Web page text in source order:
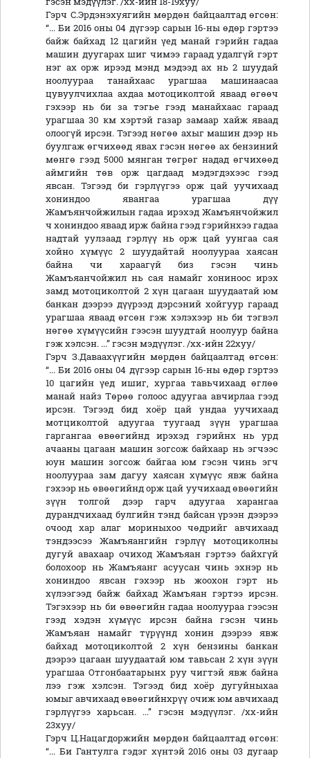
Гэрч С.Эрдэнэхуягийн мөрдөн байцаалтад өгсөн:
“... Би 2016 оны 04 дүгээр сарын 16-ны өдөр гэртээ
байж байхад 12 цагийн үед манай гэрийн гадаа
машин дуугарах шиг чимээ гараад удалгүй гэрт
нэг ах орж ирээд мэнд мэдээд ах нь 2 шуудай
ноолуураа танайхаас урагшаа машинаасаа
цувуулчихлаа ахдаа мотоциколтой яваад өгөөч
гэхээр нь би за тэгье гээд манайхаас гараад
урагшаа 30 км хэртэй газар замаар хайж яваад
олоогүй ирсэн. Тэгээд нөгөө ахыг машин дээр нь
буулгаж өгчихөөд явах гэсэн нөгөө ах бензиний
мөнгө гээд 5000 мянган төгрөг надад өгчихөөд
аймгийн төв орж цагдаад мэдэгдэхээс гээд
явсан. Тэгээд би гэрлүүгээ орж цай уучихаад
хониндоо явангаа урагшаа дүү
Жамъянчойжилын гадаа ирэхэд Жамъянчойжил
ч хониндоо яваад ирж байна гээд гэрийнхээ гадаа
надтай уулзаад гэрлүү нь орж цай уунгаа сая
хойно хүмүүс 2 шуудайтай ноолуураа хаясан
байна чи хараагүй биз гэсэн чинь
Жамъяанчойжил нь сая намайг хониноос ирэх
замд мотоциколтой 2 хүн цагаан шуудаатай юм
банкан дээрээ дүүрээд дэрсэний хойгуур гараад
урагшаа яваад өгсөн гэж хэлэхээр нь би тэгвэл
нөгөө хүмүүсийн гээсэн шуудтай ноолуур байна
гэж хэлсэн. ...” гэсэн мэдүүлэг. /хх-ийн 22хуу/
Гэрч З.Даваахүүгийн мөрдөн байцаалтад өгсөн:
“... Би 2016 оны 04 дүгээр сарын 16-ны өдөр гэртээ
10 цагийн үед ишиг, хургаа тавьчихаад өглөө
манай найз Төрөө голоос адуугаа авчирлаа гээд
ирсэн. Тэгээд бид хоёр цай ундаа уучихаад
мотциколтой адуугаа туугаад зүүн урагшаа
гаргангаа өвөөгийнд ирэхэд гэрийнх нь урд
ачааны цагаан машин зогсож байхаар нь эгчээс
юун машин зогсож байгаа юм гэсэн чинь эгч
ноолуураа зам дагуу хаясан хүмүүс явж байна
гэхээр нь өвөөгийнд орж цай уучихаад өвөөгийн
зүүн толгой дээр гарч адуугаа харангаа
дурандчихаад булгийн тэнд байсан үрээн дээрээ
очоод хар алаг мориныхоо чөдрийг авчихаад
тэндээсээ Жамъяангийн гэрлүү мотоциколны
дугуй авахаар очиход Жамъяан гэртээ байхгүй
болохоор нь Жамъяанг асуусан чинь эхнэр нь
хониндоо явсан гэхээр нь жоохон гэрт нь
хүлээгээд байж байхад Жамъяан гэртээ ирсэн.
Тэгэхээр нь би өвөөгийн гадаа ноолуураа гээсэн
гээд хэдэн хүмүүс ирсэн байна гэсэн чинь
Жамъяан намайг түрүүнд хонин дээрээ явж
байхад мотоциколтой 2 хүн бензины банкан
дээрээ цагаан шуудаатай юм тавьсан 2 хүн зүүн
урагшаа Отгонбаатарынх руу чигтэй явж байна
лээ гэж хэлсэн. Тэгээд бид хоёр дугуйныхаа
юмыг авчихаад өвөөгийнхрүү очиж юм авчихаад
гэрлүүгээ харьсан. ...” гэсэн мэдүүлэг. /хх-ийн
23хуу/
Гэрч Ц.Нацагдоржийн мөрдөн байцаалтад өгсөн:
“... Би Гантулга гэдэг хүнтэй 2016 оны 03 дугаар